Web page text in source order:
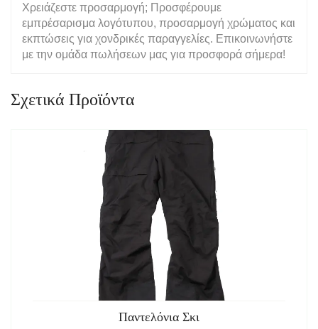
Χρειάζεστε προσαρμογή; Προσφέρουμε
εμπρέσαρισμα λογότυπου, προσαρμογή χρώματος και
εκπτώσεις για χονδρικές παραγγελίες. Επικοινωνήστε
με την ομάδα πωλήσεων μας για προσφορά σήμερα!
Σχετικά Προϊόντα
Παντελόνια Σκι